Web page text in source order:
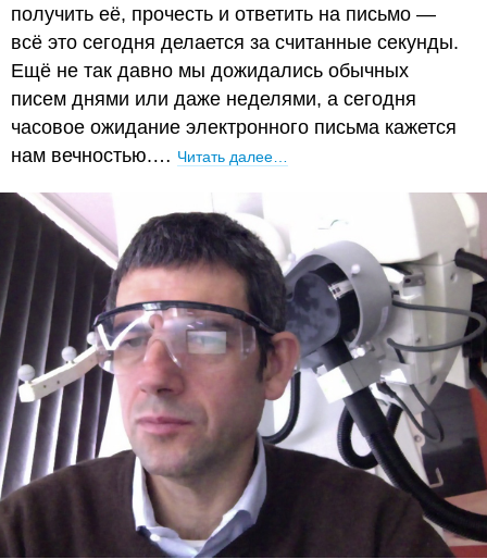
получить её, прочесть и ответить на письмо —
всё это сегодня делается за считанные секунды.
Ещё не так давно мы дожидались обычных
писем днями или даже неделями, а сегодня
часовое ожидание электронного письма кажется
нам вечностью.… Читать далее…